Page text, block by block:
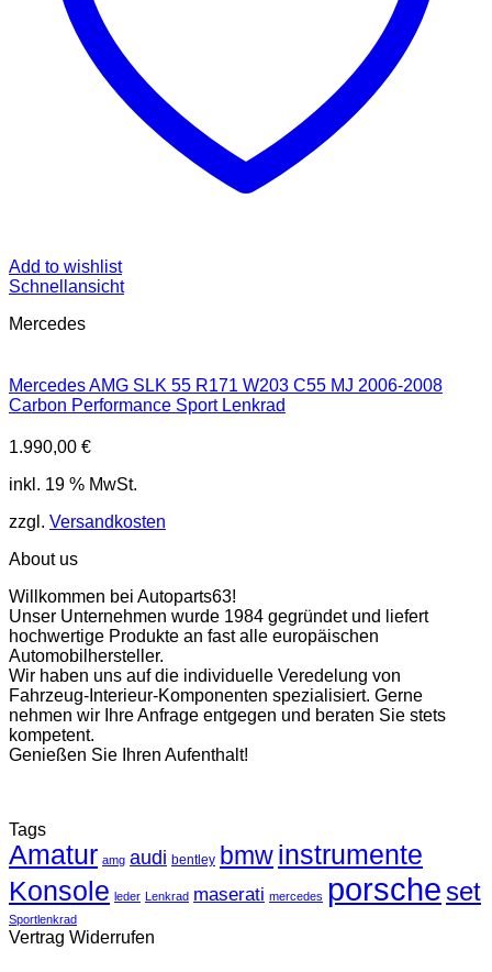
Add to wishlist
Schnellansicht
Mercedes
Mercedes AMG SLK 55 R171 W203 C55 MJ 2006-2008
Carbon Performance Sport Lenkrad
1.990,00 €
inkl. 19 % MwSt.
zzgl. Versandkosten
About us
Willkommen bei Autoparts63!
Unser Unternehmen wurde 1984 gegründet und liefert
hochwertige Produkte an fast alle europäischen
Automobilhersteller.
Wir haben uns auf die individuelle Veredelung von
Fahrzeug-Interieur-Komponenten spezialisiert. Gerne
nehmen wir Ihre Anfrage entgegen und beraten Sie stets
kompetent.
Genießen Sie Ihren Aufenthalt!
Tags
Amatur amg audi bentley bmwinstrumente
Konsole leder Lenkrad maserati mercedes porsche set
Sportlenkrad
Vertrag Widerrufen